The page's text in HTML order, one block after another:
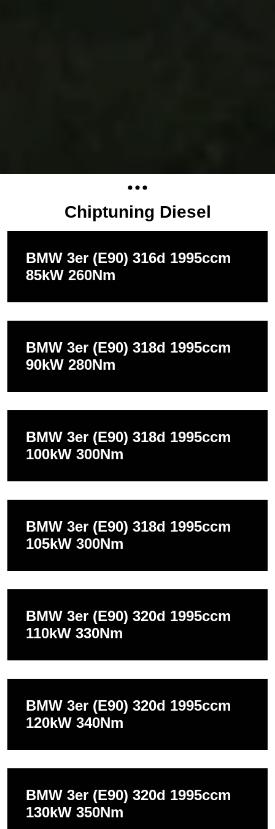
Chiptuning Diesel
BMW 3er (E90) 316d 1995ccm
85kW 260Nm
BMW 3er (E90) 318d 1995ccm
90kW 280Nm
BMW 3er (E90) 318d 1995ccm
100kW 300Nm
BMW 3er (E90) 318d 1995ccm
105kW 300Nm
BMW 3er (E90) 320d 1995ccm
110kW 330Nm
BMW 3er (E90) 320d 1995ccm
120kW 340Nm
BMW 3er (E90) 320d 1995ccm
130kW 350Nm